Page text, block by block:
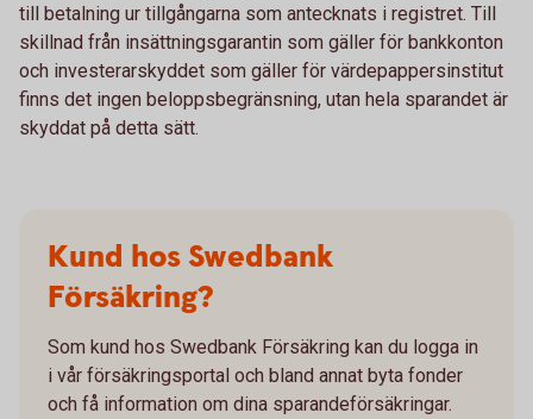
till betalning ur tillgångarna som antecknats i registret. Till
skillnad från insättningsgarantin som gäller för bankkonton
och investerarskyddet som gäller för värdepappersinstitut
finns det ingen beloppsbegränsning, utan hela sparandet är
skyddat på detta sätt.
Kund hos Swedbank
Försäkring?
Som kund hos Swedbank Försäkring kan du logga in
i vår försäkringsportal och bland annat byta fonder
och få information om dina sparandeförsäkringar.